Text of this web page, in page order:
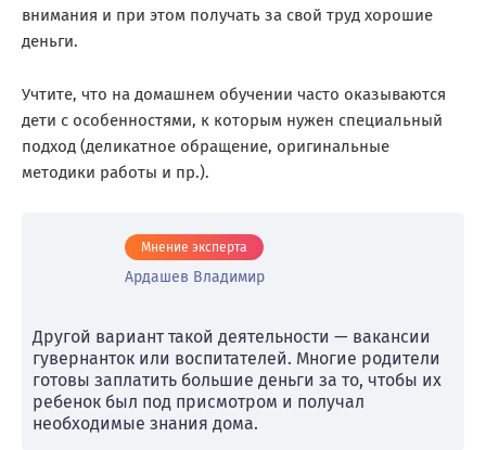
внимания и при этом получать за свой труд хорошие
деньги.
Учтите, что на домашнем обучении часто оказываются
дети с особенностями, к которым нужен специальный
подход (деликатное обращение, оригинальные
методики работы и пр.).
Мнение эксперта
Ардашев Владимир
Другой вариант такой деятельности — вакансии
гувернанток или воспитателей. Многие родители
готовы заплатить большие деньги за то, чтобы их
ребенок был под присмотром и получал
необходимые знания дома.